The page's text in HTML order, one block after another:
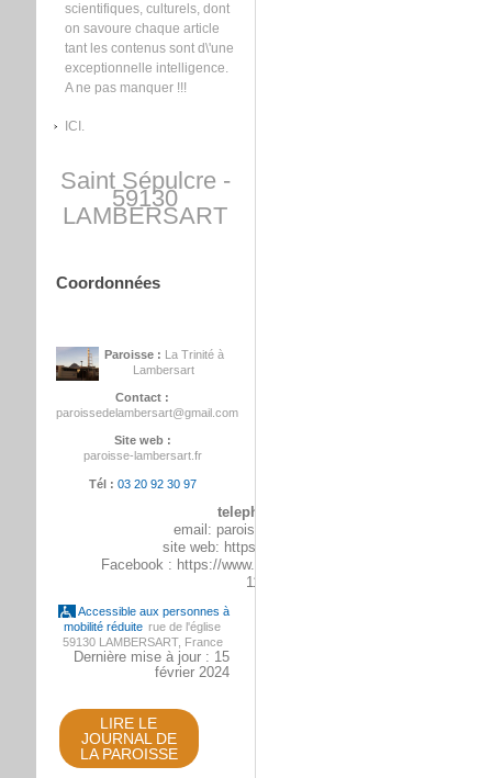
scientifiques, culturels, dont
on savoure chaque article
tant les contenus sont d\'une
exceptionnelle intelligence.
A ne pas manquer !!!
ICI.
Saint Sépulcre -
59130
LAMBERSART
Coordonnées
Paroisse : La Trinité à
Lambersart
Contact :
paroissedelambersart@gmail.com
Site web :
paroisse-lambersart.fr
Tél : 03 20 92 30 97
telephone:
email: paroissedelambersart@gmail.com
site web: https://paroissetrinite-lambersart.fr
Facebook : https://www.facebook.com/Paroisse-de-
115600607012747
Accessible aux personnes à
mobilité réduite rue de l'église
59130 LAMBERSART, France
Dernière mise à jour : 15
février 2024
LIRE LE
JOURNAL DE
LA PAROISSE